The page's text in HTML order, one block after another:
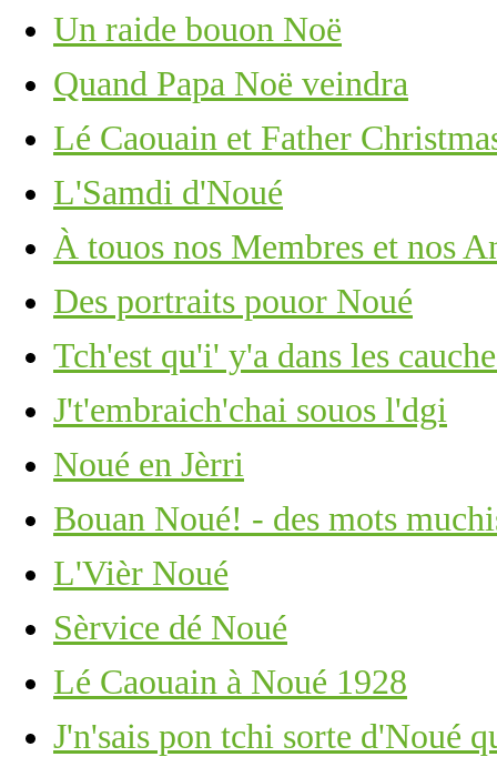
Un raide bouon Noë
Quand Papa Noë veindra
Lé Caouain et Father
L'Samdi d'Noué
À touos nos Membres et nos
Des portraits pouor Noué
Tch'est qu'i' y'a dans les
J't'embraich'chai souos l'dgi
Noué en Jèrri
Bouan Noué! - des mots
L'Vièr Noué
Sèrvice dé Noué
Lé Caouain à Noué 1928
J'n'sais pon tchi sorte d'Noué